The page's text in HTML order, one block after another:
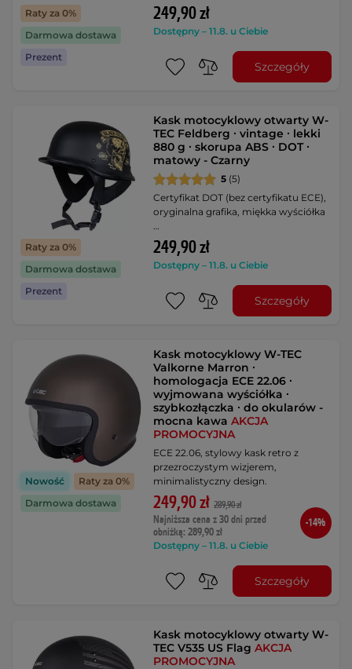
Raty za 0%
Darmowa dostawa
Prezent
249,90 zł
Dostępny – 11.8. u Ciebie
Szczegóły
Raty za 0%
Darmowa dostawa
Prezent
Kask motocyklowy otwarty W-
TEC Feldberg ∙ vintage ∙ lekki
880 g ∙ skorupa ABS ∙ DOT ∙
matowy - Czarny
5 (5)
Certyfikat DOT (bez certyfikatu ECE),
oryginalna grafika, miękka wyściółka
…
249,90 zł
Dostępny – 11.8. u Ciebie
Szczegóły
Nowość
Raty za 0%
Darmowa dostawa
Kask motocyklowy W-TEC
Valkorne Marron ∙
homologacja ECE 22.06 ∙
wyjmowana wyściółka ∙
szybkozłączka ∙ do okularów -
mocna kawaAKCJA
PROMOCYJNA
ECE 22.06, stylowy kask retro z
przezroczystym wizjerem,
minimalistyczny design.
249,90 zł 289,90 zł
Najniższa cena z 30 dni przed
obniżką: 289,90 zł
Dostępny – 11.8. u Ciebie
-14%
Szczegóły
Kask motocyklowy otwarty W-
TEC V535 US FlagAKCJA
PROMOCYJNA